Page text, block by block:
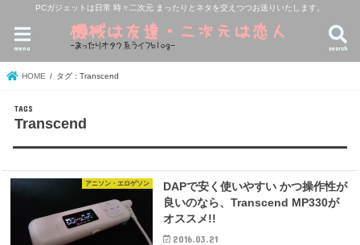
PCガジェットは日常 時々二次元 まったりとネタを交えつつお送りいたします。
search
menu
HOME タグ : Transcend
Transcend
アニソン・エロゲソン
DAPで安く使いやすい かつ操作性が
良いのなら、Transcend MP330が
オススメ!!
2016.03.21